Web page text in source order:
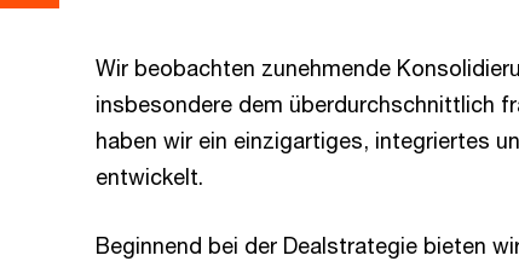
Wir beobachten zunehmende
insbesondere dem überdurchschnittlich
haben wir ein einzigartiges, integriertes
entwickelt.
Beginnend bei der Dealstrategie bieten